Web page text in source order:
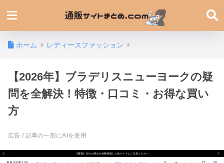
ホーム レディースファッション
【2026年】ブラデリスニューヨークの疑
問を全解決！特徴・口コミ・お得な買い
方